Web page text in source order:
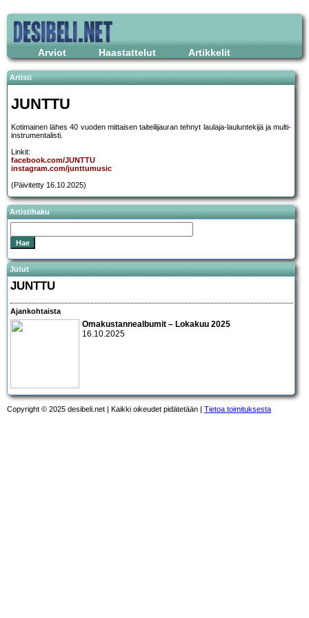
Arviot Haastattelut Artikkelit
Artisti
JUNTTU
Kotimainen lähes 40 vuoden mittaisen taiteilijauran tehnyt laulaja-lauluntekijä ja multi-
instrumentalisti.
Linkit:
facebook.com/JUNTTU
instagram.com/junttumusic
(Päivitetty 16.10.2025)
Artistihaku
Jutut
JUNTTU
Ajankohtaista
Omakustannealbumit – Lokakuu 2025
16.10.2025
Copyright © 2025 desibeli.net | Kaikki oikeudet pidätetään | Tietoa toimituksesta